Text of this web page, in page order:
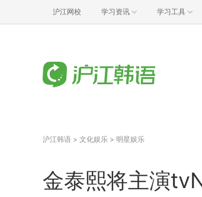
沪江网校 学习资讯 学习工具
沪江韩语 > 文化娱乐 > 明星娱乐
金泰熙将主演